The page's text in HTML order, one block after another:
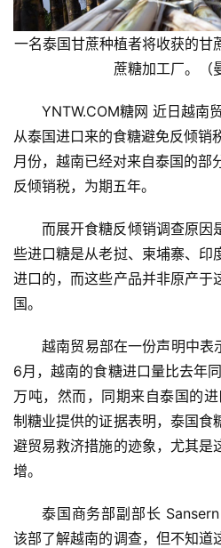
页
一名泰国甘蔗种植者将收获的甘
蔗糖加工厂。（
YNTW.COM糖网 近日越南
从泰国进口来的食糖避免反倾销
月份，越南已经对来自泰国的部
反倾销税，为期五年。
而展开食糖反倾销调查原因
些进口糖是从老挝、柬埔寨、印
进口的，而这些产品并非原产于
国。
越南贸易部在一份声明中
6月，越南的食糖进口量比去年
万吨，然而，同期来自泰国的
制糖业提供的证据表明，泰国食
避贸易救济措施的迹象，尤其是
增。
泰国商务部副部长
该部了解越南的调查，但不知道